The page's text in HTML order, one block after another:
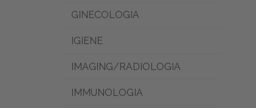
GINECOLOGIA
IGIENE
IMAGING/RADIOLOGIA
IMMUNOLOGIA